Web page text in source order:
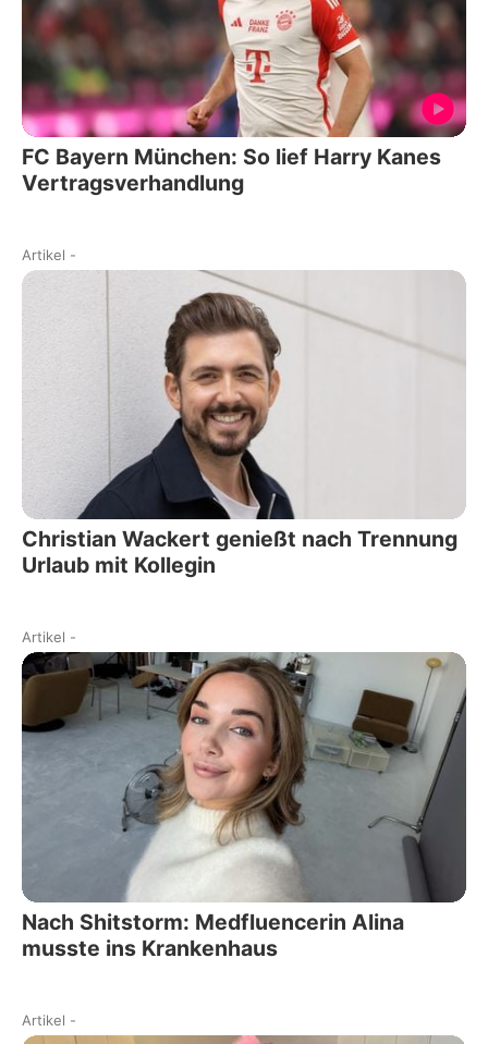
FC Bayern München: So lief Harry Kanes
Vertragsverhandlung
Artikel -
Christian Wackert genießt nach Trennung
Urlaub mit Kollegin
Artikel -
Nach Shitstorm: Medfluencerin Alina
musste ins Krankenhaus
Artikel -